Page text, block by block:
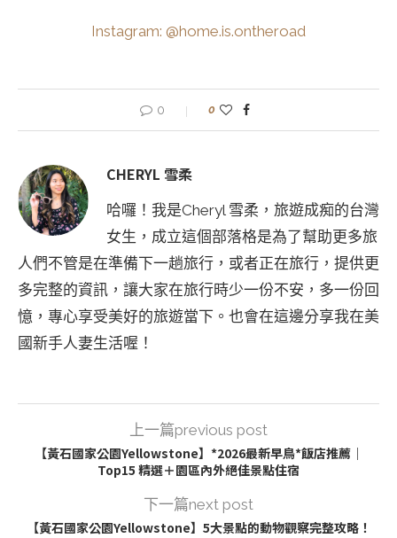
Instagram: @home.is.ontheroad
0 0
CHERYL 雪柔
哈囉！我是Cheryl 雪柔，旅遊成痴的台灣
女生，成立這個部落格是為了幫助更多旅
人們不管是在準備下一趟旅行，或者正在旅行，提供更
多完整的資訊，讓大家在旅行時少一份不安，多一份回
憶，專心享受美好的旅遊當下。也會在這邊分享我在美
國新手人妻生活喔！
上一篇previous post
【黃石國家公園Yellowstone】*2026最新早鳥*飯店推薦｜
Top15 精選＋園區內外絕佳景點住宿
下一篇next post
【黃石國家公園Yellowstone】5大景點的動物觀察完整攻略！